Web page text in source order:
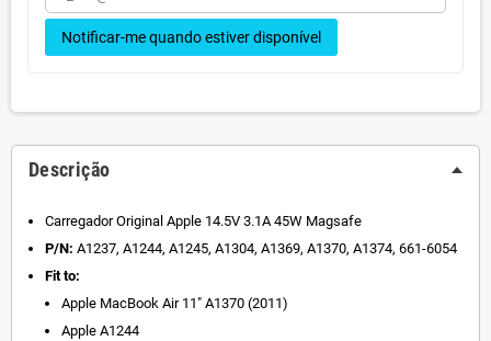
Notificar-me quando estiver disponível
Descrição
Carregador Original Apple 14.5V 3.1A 45W Magsafe
P/N: A1237, A1244, A1245, A1304, A1369, A1370, A1374, 661-6054
Fit to:
Apple MacBook Air 11" A1370 (2011)
Apple A1244